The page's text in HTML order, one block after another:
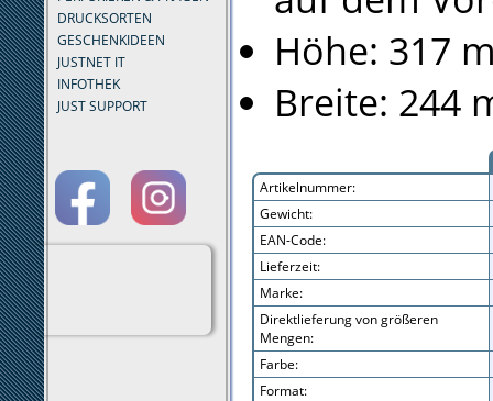
DRUCKSORTEN
GESCHENKIDEEN
JUSTNET IT
INFOTHEK
JUST SUPPORT
Höhe: 317
Breite: 244
Artikelnummer:
Gewicht:
EAN-Code:
Lieferzeit:
Marke:
Direktlieferung von größeren
Mengen:
Farbe:
Format: